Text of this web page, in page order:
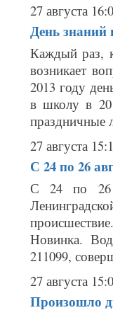
27 августа
День знаний
Каждый раз,
возникает
2013 году
в школу в
праздничные
27 августа
С 24 по 26
С 24 по 26
Новинка.
211099,
27 августа
Произошло